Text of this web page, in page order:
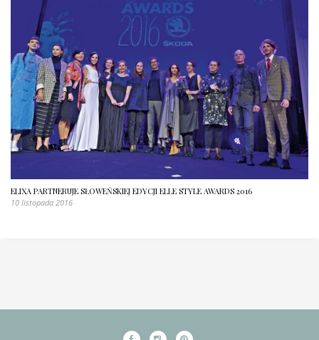
ELIXA PARTNERUJE SŁOWEŃSKIEJ EDYCJI ELLE STYLE AWARDS 2016
10 listopada 2016